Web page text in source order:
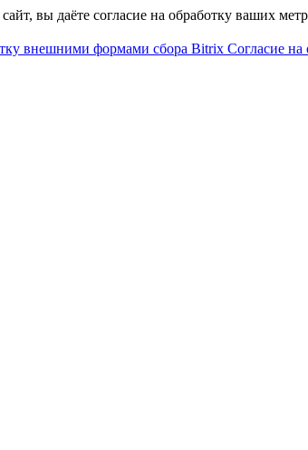
вы даёте согласие на обработку ваших
внешними формами сбора Bitrix Согласие на